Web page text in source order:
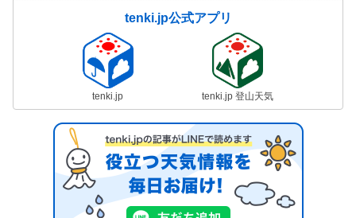
tenki.jp公式アプリ
tenki.jp tenki.jp 登山天気